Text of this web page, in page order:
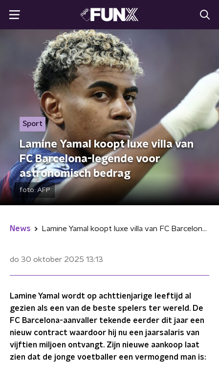
Sport
Lamine Yamal koopt luxe villa van
FC Barcelona-legende voor
astronomisch bedrag
foto: AFP
News Lamine Yamal koopt luxe villa van FC Barcelona-legende voor astronomisch bedrag
do 30 oktober 2025 13:13
Lamine Yamal wordt op achttienjarige leeftijd al
gezien als een van de beste spelers ter wereld. De
FC Barcelona-aanvaller tekende eerder dit jaar een
nieuw contract waardoor hij nu een jaarsalaris van
vijftien miljoen ontvangt. Zijn nieuwe aankoop laat
zien dat de jonge voetballer een vermogend man is: